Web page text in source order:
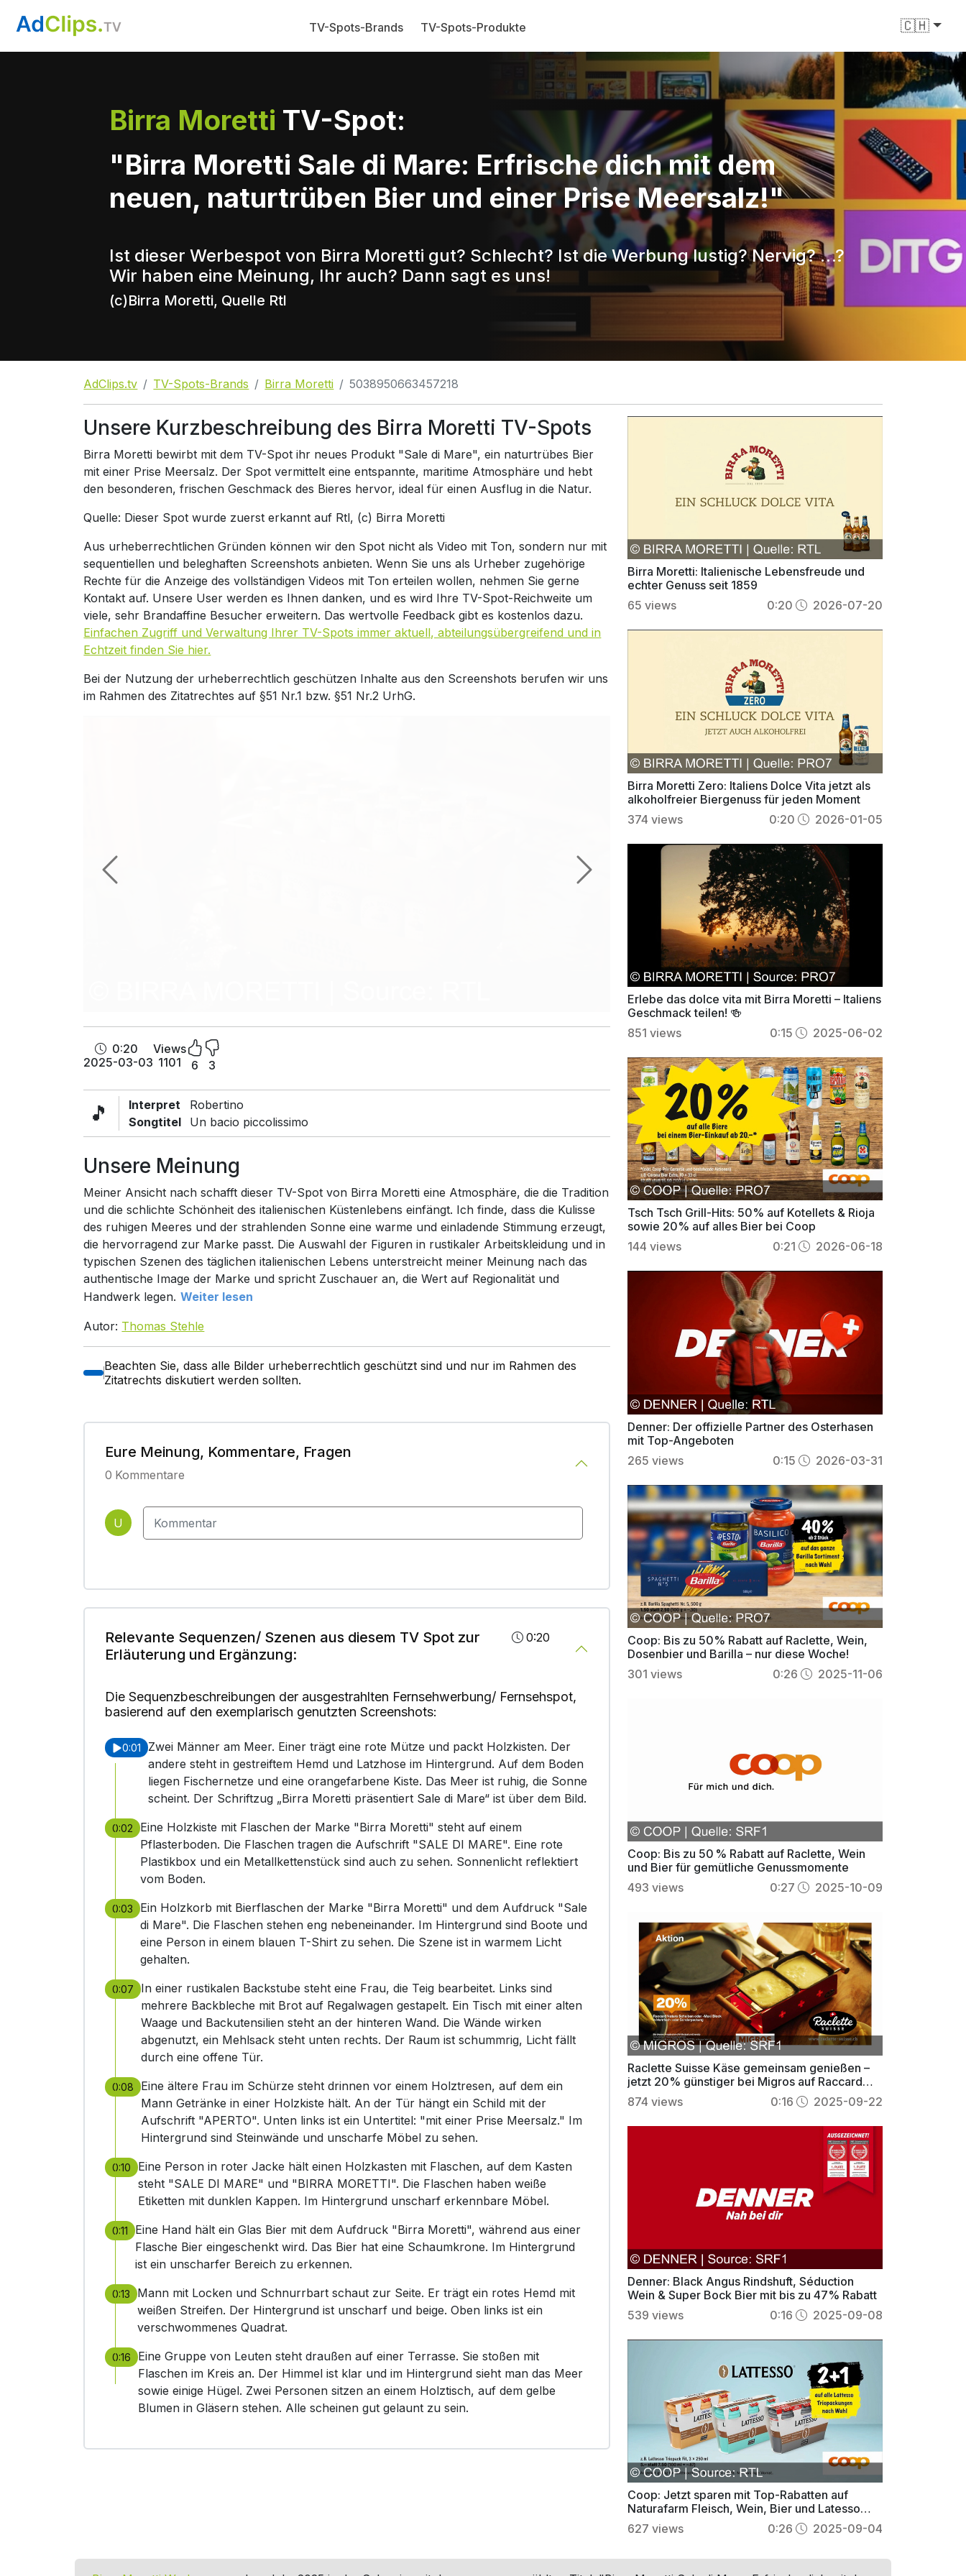
TV-Spots-Brands TV-Spots-Produkte 🇨🇭
Birra Moretti TV-Spot:
"Birra Moretti Sale di Mare: Erfrische dich mit dem
neuen, naturtrüben Bier und einer Prise Meersalz!"
Ist dieser Werbespot von Birra Moretti gut? Schlecht? Ist die Werbung lustig? Nervig? …?
Wir haben eine Meinung, Ihr auch? Dann sagt es uns!
(c)Birra Moretti, Quelle Rtl
AdClips.tv TV-Spots-Brands Birra Moretti 5038950663457218
Unsere Kurzbeschreibung des Birra Moretti TV-Spots
Birra Moretti bewirbt mit dem TV-Spot ihr neues Produkt "Sale di Mare", ein naturtrübes Bier
mit einer Prise Meersalz. Der Spot vermittelt eine entspannte, maritime Atmosphäre und hebt
den besonderen, frischen Geschmack des Bieres hervor, ideal für einen Ausflug in die Natur.
Quelle: Dieser Spot wurde zuerst erkannt auf Rtl, (c) Birra Moretti
Aus urheberrechtlichen Gründen können wir den Spot nicht als Video mit Ton, sondern nur mit
sequentiellen und beleghaften Screenshots anbieten. Wenn Sie uns als Urheber zugehörige
Rechte für die Anzeige des vollständigen Videos mit Ton erteilen wollen, nehmen Sie gerne
Kontakt auf. Unsere User werden es Ihnen danken, und es wird Ihre TV-Spot-Reichweite um
viele, sehr Brandaffine Besucher erweitern. Das wertvolle Feedback gibt es kostenlos dazu.
Einfachen Zugriff und Verwaltung Ihrer TV-Spots immer aktuell, abteilungsübergreifend und in
Echtzeit finden Sie hier.
Bei der Nutzung der urheberrechtlich geschützen Inhalte aus den Screenshots berufen wir uns
im Rahmen des Zitatrechtes auf §51 Nr.1 bzw. §51 Nr.2 UrhG.
0:20
2025-03-03
Views
1101
6 3
🎵
Interpret
Songtitel
Robertino
Un bacio piccolissimo
Unsere Meinung
Meiner Ansicht nach schafft dieser TV-Spot von Birra Moretti eine Atmosphäre, die die Tradition
und die schlichte Schönheit des italienischen Küstenlebens einfängt. Ich finde, dass die Kulisse
des ruhigen Meeres und der strahlenden Sonne eine warme und einladende Stimmung erzeugt,
die hervorragend zur Marke passt. Die Auswahl der Figuren in rustikaler Arbeitskleidung und in
typischen Szenen des täglichen italienischen Lebens unterstreicht meiner Meinung nach das
authentische Image der Marke und spricht Zuschauer an, die Wert auf Regionalität und
Handwerk legen. Weiter lesen
Autor: Thomas Stehle
Beachten Sie, dass alle Bilder urheberrechtlich geschützt sind und nur im Rahmen des
Zitatrechts diskutiert werden sollten.
Eure Meinung, Kommentare, Fragen
0 Kommentare
U
Relevante Sequenzen/ Szenen aus diesem TV Spot zur
Erläuterung und Ergänzung:
0:20
Die Sequenzbeschreibungen der ausgestrahlten Fernsehwerbung/ Fernsehspot,
basierend auf den exemplarisch genutzten Screenshots:
0:01
Zwei Männer am Meer. Einer trägt eine rote Mütze und packt Holzkisten. Der
andere steht in gestreiftem Hemd und Latzhose im Hintergrund. Auf dem Boden
liegen Fischernetze und eine orangefarbene Kiste. Das Meer ist ruhig, die Sonne
scheint. Der Schriftzug „Birra Moretti präsentiert Sale di Mare“ ist über dem Bild.
0:02
Eine Holzkiste mit Flaschen der Marke "Birra Moretti" steht auf einem
Pflasterboden. Die Flaschen tragen die Aufschrift "SALE DI MARE". Eine rote
Plastikbox und ein Metallkettenstück sind auch zu sehen. Sonnenlicht reflektiert
vom Boden.
0:03
Ein Holzkorb mit Bierflaschen der Marke "Birra Moretti" und dem Aufdruck "Sale
di Mare". Die Flaschen stehen eng nebeneinander. Im Hintergrund sind Boote und
eine Person in einem blauen T-Shirt zu sehen. Die Szene ist in warmem Licht
gehalten.
0:07
In einer rustikalen Backstube steht eine Frau, die Teig bearbeitet. Links sind
mehrere Backbleche mit Brot auf Regalwagen gestapelt. Ein Tisch mit einer alten
Waage und Backutensilien steht an der hinteren Wand. Die Wände wirken
abgenutzt, ein Mehlsack steht unten rechts. Der Raum ist schummrig, Licht fällt
durch eine offene Tür.
0:08
Eine ältere Frau im Schürze steht drinnen vor einem Holztresen, auf dem ein
Mann Getränke in einer Holzkiste hält. An der Tür hängt ein Schild mit der
Aufschrift "APERTO". Unten links ist ein Untertitel: "mit einer Prise Meersalz." Im
Hintergrund sind Steinwände und unscharfe Möbel zu sehen.
0:10
Eine Person in roter Jacke hält einen Holzkasten mit Flaschen, auf dem Kasten
steht "SALE DI MARE" und "BIRRA MORETTI". Die Flaschen haben weiße
Etiketten mit dunklen Kappen. Im Hintergrund unscharf erkennbare Möbel.
0:11
Eine Hand hält ein Glas Bier mit dem Aufdruck "Birra Moretti", während aus einer
Flasche Bier eingeschenkt wird. Das Bier hat eine Schaumkrone. Im Hintergrund
ist ein unscharfer Bereich zu erkennen.
0:13
Mann mit Locken und Schnurrbart schaut zur Seite. Er trägt ein rotes Hemd mit
weißen Streifen. Der Hintergrund ist unscharf und beige. Oben links ist ein
verschwommenes Quadrat.
0:16
Eine Gruppe von Leuten steht draußen auf einer Terrasse. Sie stoßen mit
Flaschen im Kreis an. Der Himmel ist klar und im Hintergrund sieht man das Meer
sowie einige Hügel. Zwei Personen sitzen an einem Holztisch, auf dem gelbe
Blumen in Gläsern stehen. Alle scheinen gut gelaunt zu sein.
Birra Moretti: Italienische Lebensfreude und
echter Genuss seit 1859
65 views 0:20 2026-07-20
Birra Moretti Zero: Italiens Dolce Vita jetzt als
alkoholfreier Biergenuss für jeden Moment
374 views 0:20 2026-01-05
Erlebe das dolce vita mit Birra Moretti – Italiens
Geschmack teilen! 🍻
851 views 0:15 2025-06-02
Tsch Tsch Grill-Hits: 50% auf Kotellets & Rioja
sowie 20% auf alles Bier bei Coop
144 views 0:21 2026-06-18
Denner: Der offizielle Partner des Osterhasen
mit Top-Angeboten
265 views 0:15 2026-03-31
Coop: Bis zu 50% Rabatt auf Raclette, Wein,
Dosenbier und Barilla – nur diese Woche!
301 views 0:26 2025-11-06
Coop: Bis zu 50 % Rabatt auf Raclette, Wein
und Bier für gemütliche Genussmomente
493 views 0:27 2025-10-09
Raclette Suisse Käse gemeinsam genießen –
jetzt 20% günstiger bei Migros auf Raccard
Nature
874 views 0:16 2025-09-22
Denner: Black Angus Rindshuft, Séduction
Wein & Super Bock Bier mit bis zu 47% Rabatt
539 views 0:16 2025-09-08
Coop: Jetzt sparen mit Top-Rabatten auf
Naturafarm Fleisch, Wein, Bier und Latesso
Trio-Packs
627 views 0:26 2025-09-04